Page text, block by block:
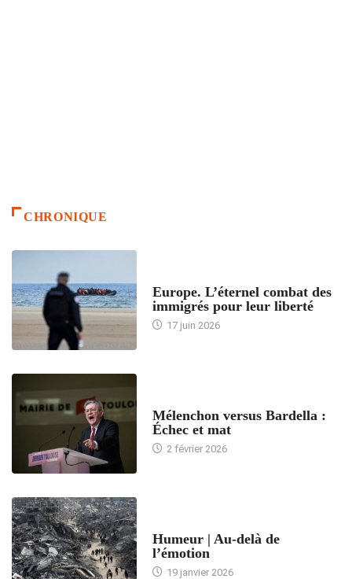
CHRONIQUE
Europe. L’éternel combat des
immigrés pour leur liberté
17 juin 2026
Mélenchon versus Bardella :
Échec et mat
2 février 2026
Humeur | Au-delà de
l’émotion
19 janvier 2026